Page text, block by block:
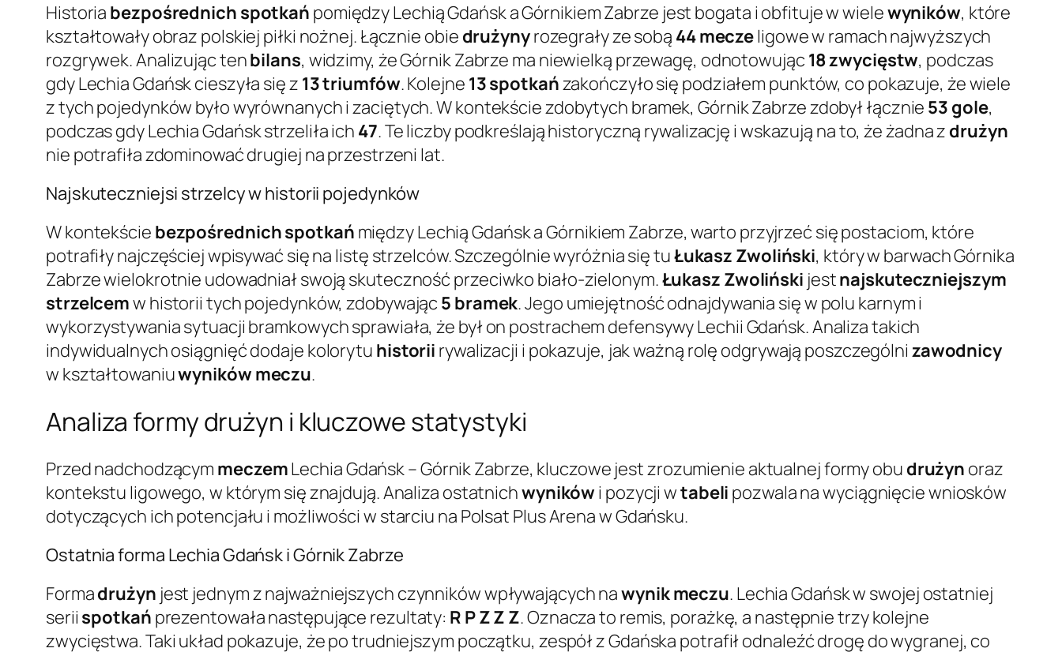
Historia bezpośrednich spotkań pomiędzy Lechią Gdańsk a Górnikiem Zabrze jest bogata i obfituje w wielewyników, które
kształtowały obraz polskiej piłki nożnej. Łącznie obie drużynyrozegrały ze sobą 44 meczeligowe w ramach najwyższych
rozgrywek. Analizując tenbilans, widzimy, że Górnik Zabrze ma niewielką przewagę, odnotowując 18 zwycięstw, podczas
gdy Lechia Gdańsk cieszyła się z 13 triumfów. Kolejne 13 spotkańzakończyło się podziałem punktów, co pokazuje, że wiele
z tych pojedynków było wyrównanych i zaciętych. W kontekście zdobytych bramek, Górnik Zabrze zdobył łącznie 53 gole,
podczas gdy Lechia Gdańsk strzeliła ich 47. Te liczby podkreślają historyczną rywalizację i wskazują na to, że żadna z drużyn
nie potrafiła zdominować drugiej na przestrzeni lat.
Najskuteczniejsi strzelcy w historii pojedynków
W kontekście bezpośrednich spotkań między Lechią Gdańsk a Górnikiem Zabrze, warto przyjrzeć się postaciom, które
potrafiły najczęściej wpisywać się na listę strzelców. Szczególnie wyróżnia się tuŁukasz Zwoliński, który w barwach Górnika
Zabrze wielokrotnie udowadniał swoją skuteczność przeciwko biało-zielonym.Łukasz Zwoliński jestnajskuteczniejszym
strzelcemw historii tych pojedynków, zdobywając 5 bramek. Jego umiejętność odnajdywania się w polu karnym i
wykorzystywania sytuacji bramkowych sprawiała, że był on postrachem defensywy Lechii Gdańsk. Analiza takich
indywidualnych osiągnięć dodaje kolorytu historii rywalizacji i pokazuje, jak ważną rolę odgrywają poszczególni zawodnicy
w kształtowaniuwyników meczu.
Analiza formy drużyn i kluczowe statystyki
Przed nadchodzącym meczemLechia Gdańsk – Górnik Zabrze, kluczowe jest zrozumienie aktualnej formy obu drużyn oraz
kontekstu ligowego, w którym się znajdują. Analiza ostatnichwyników i pozycji wtabeli pozwala na wyciągnięcie wniosków
dotyczących ich potencjału i możliwości w starciu na Polsat Plus Arena w Gdańsku.
Ostatnia forma Lechia Gdańsk i Górnik Zabrze
Formadrużyn jest jednym z najważniejszych czynników wpływających nawynikmeczu. Lechia Gdańsk w swojej ostatniej
serii spotkań prezentowała następujące rezultaty: R P Z Z Z. Oznacza to remis, porażkę, a następnie trzy kolejne
zwycięstwa. Taki układ pokazuje, że po trudniejszym początku, zespół z Gdańska potrafił odnaleźć drogę do wygranej, co